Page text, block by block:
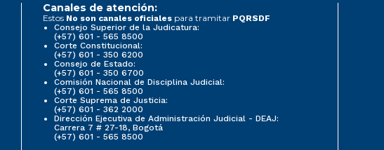
Canales de atención:
Estos No son canales oficiales para tramitar PQRSDF
Consejo Superior de la Judicatura:
(+57) 601 - 565 8500
Corte Constitucional:
(+57) 601 - 350 6200
Consejo de Estado:
(+57) 601 - 350 6700
Comisión Nacional de Disciplina Judicial:
(+57) 601 - 565 8500
Corte Suprema de Justicia:
(+57) 601 - 362 2000
Dirección Ejecutiva de Administración Judicial - DEAJ:
Carrera 7 # 27-18, Bogotá
(+57) 601 - 565 8500